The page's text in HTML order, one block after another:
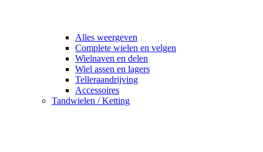
Alles weergeven
Complete wielen en velgen
Wielnaven en delen
Wiel assen en lagers
Telleraandrijving
Accessoires
Tandwielen / Ketting